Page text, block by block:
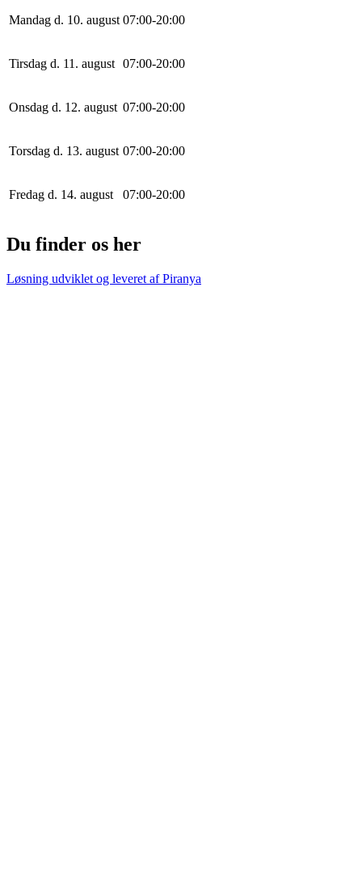
Mandag d. 10. august 07:00-20:00
Tirsdag d. 11. august 07:00-20:00
Onsdag d. 12. august 07:00-20:00
Torsdag d. 13. august 07:00-20:00
Fredag d. 14. august 07:00-20:00
Du finder os her
Løsning udviklet og leveret afPiranya